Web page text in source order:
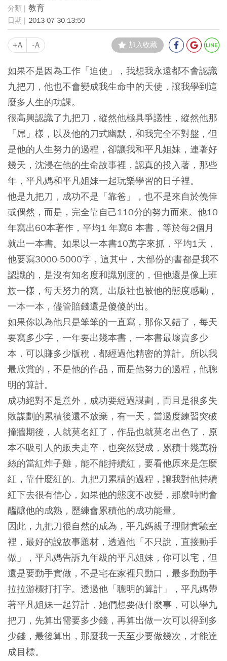
教育
2013-07-30 13:50
+A -A 加入收藏
如果不是因為工作「迫使」，我想我永遠都不會認識
九把刀，他也不會變成我生命中的天使，讓我學到這
麼多人生的功課。
很高興認識了九把刀，縱然他極具爭議性，縱然他那
「屌」樣，以及他的刀式幽默，和我完全不對盤，但
是他的人生努力的過程，卻讓我和平凡姐妹，連著好
幾天，沈浸在他的生命故事裡，認真的投入著，那些
年，平凡媽和平凡姐妹一起玩樂學習的日子裡。
他是九把刀，成功不是「靠爸」，也不是來自於僥倖
或偶然，而是，完全靠自己110分的努力而來。他10
年寫出60本著作，平均1 年寫6 本書，等於每2個月
就出一本書。如果以一本書10萬字來抓，平均1天，
他要寫3000-5000字，這其中，大部份的書都是我不
認識的，是沒有知名度和識別度的，但他還是像上班
族一樣，每天努力的寫。出版社也被他的態度感動，
一本一本，儘管賠錢還是傻傻的出。
如果你以為他只是笨笨的一直寫，那你又錯了，每天
要寫多少字，一年要出幾本書，一本書最壞賣多少
本，可以賺多少版稅，都經過他精密的算計。所以我
最欣賞的，不是他的作品，而是他努力的過程，他聰
明的算計。
成功絕對不是意外，成功要經過謀劃，而且是很多失
敗謀劃的累積後還不放棄，有一天，當過度練習突破
撞牆期後，人就莫名紅了，作品也就莫名出色了，原
本不吸引人的販夫走卒，也突然變成，累積十幾萬粉
絲的當紅炸子雞，能不能持續紅，要看他原來是怎麼
紅，靠什麼紅的。九把刀累積的過程，讓我對他持續
紅下去很有信心，如果他的態度不改變，那麼時間會
醞釀他的成熟，歷練會累積他的成功能量。
因此，九把刀很自然的成為，平凡媽親子理財實驗室
裡，最好的說故事題材，透過他「不只說，直接動手
做」，平凡媽告訴九年級的平凡姐妹，你可以宅，但
還是要動手實做，不是宅在家裡只動口，最多動動手
拉拉游標打打字。透過他「聰明的算計」，平凡媽帶
著平凡姐妹一起算計，她們想要做什麼事，可以學九
把刀，先算出需要多少錢，再算出做一次可以得到多
少錢，最後算出，那麼我一天至少要做幾次，才能達
成目標。